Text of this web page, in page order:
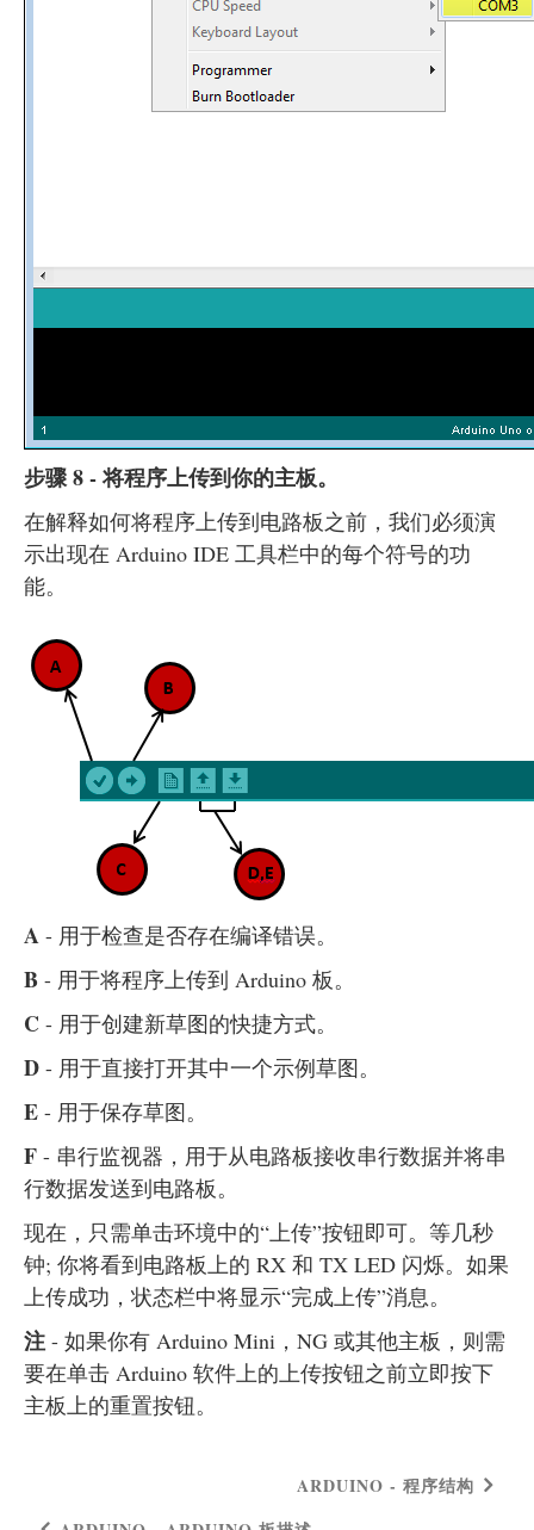
步骤 8 - 将程序上传到你的主板。
在解释如何将程序上传到电路板之前，我们必须演
示出现在 Arduino IDE 工具栏中的每个符号的功
能。
A - 用于检查是否存在编译错误。
B - 用于将程序上传到 Arduino 板。
C - 用于创建新草图的快捷方式。
D - 用于直接打开其中一个示例草图。
E - 用于保存草图。
F - 串行监视器，用于从电路板接收串行数据并将串
行数据发送到电路板。
现在，只需单击环境中的“上传”按钮即可。等几秒
钟; 你将看到电路板上的 RX 和 TX LED 闪烁。如果
上传成功，状态栏中将显示“完成上传”消息。
注 - 如果你有 Arduino Mini，NG 或其他主板，则需
要在单击 Arduino 软件上的上传按钮之前立即按下
主板上的重置按钮。
ARDUINO - 程序结构